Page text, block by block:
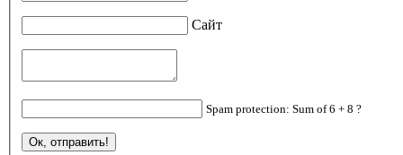
Сайт
Spam protection: Sum of 6 + 8 ?